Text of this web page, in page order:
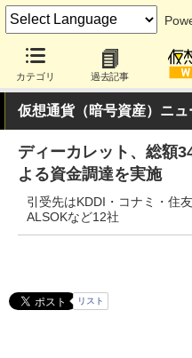
カテゴリ 過去記事
仮想通貨（暗号資産）ニュ
ディーカレット、総額
よる資金調達を実施
引受先はKDDI・コナミ・住
ALSOKなど12社
リスト